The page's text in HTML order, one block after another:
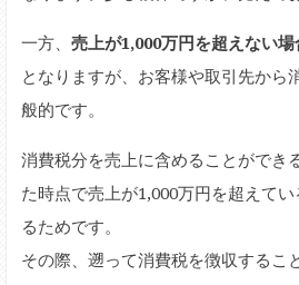
一方、 売上が1,000万円を超えない
となりますが、お客様や取引先から
般的です。
消費税分を売上に含めることができ
た時点で売上が1,000万円を超えて
るためです。
その際、遡って消費税を徴収するこ